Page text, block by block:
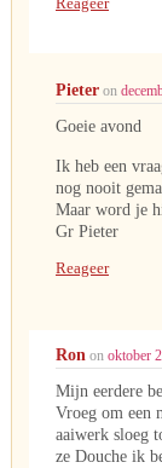
Pieter on
Goeie avond
Ik heb een
nog nooit
Maar word je
Gr Pieter
Reageer
Ron on oktober
Mijn eerdere
Vroeg om een
aaiwerk sloeg
ze Douche ik